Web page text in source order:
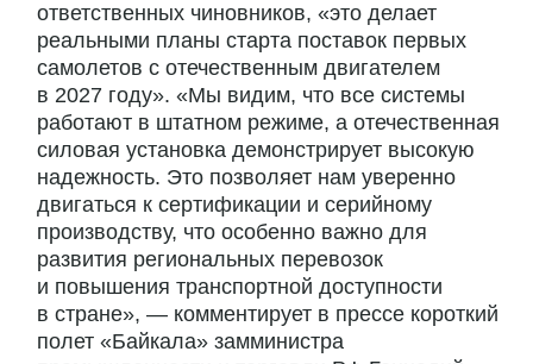
ответственных чиновников, «это делает
реальными планы старта поставок первых
самолетов с отечественным двигателем
в 2027 году». «Мы видим, что все системы
работают в штатном режиме, а отечественная
силовая установка демонстрирует высокую
надежность. Это позволяет нам уверенно
двигаться к сертификации и серийному
производству, что особенно важно для
развития региональных перевозок
и повышения транспортной доступности
в стране», — комментирует в прессе короткий
полет «Байкала» замминистра